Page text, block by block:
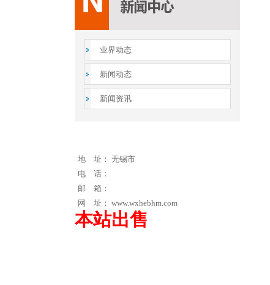
业界动态
新闻动态
新闻资讯
地 址： 无锡市
电 话：
邮 箱：
网 址： www.wxhebhm.com
本站出售